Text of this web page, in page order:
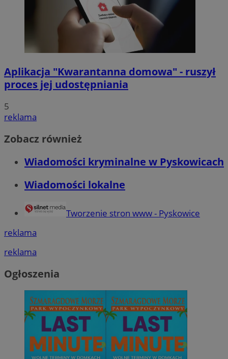
Aplikacja "Kwarantanna domowa" - ruszył
proces jej udostępniania
5
reklama
Zobacz również
Wiadomości kryminalne w Pyskowicach
Wiadomości lokalne
Tworzenie stron www - Pyskowice
reklama
reklama
Ogłoszenia